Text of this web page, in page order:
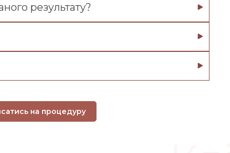
результату?
на процедуру